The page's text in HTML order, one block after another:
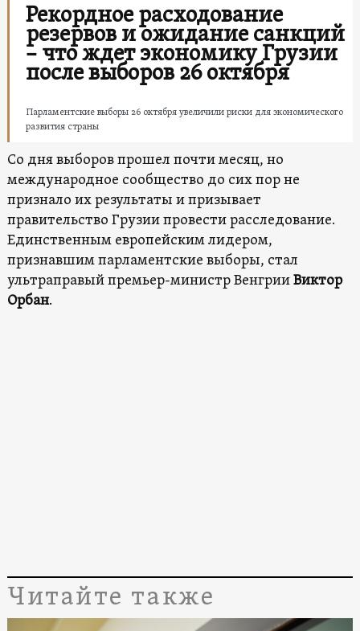
Рекордное расходование
резервов и ожидание санкций
– что ждет экономику Грузии
после выборов 26 октября
Парламентские выборы 26 октября увеличили риски для экономического
развития страны
Со дня выборов прошел почти месяц, но
международное сообщество до сих пор не
признало их результаты и призывает
правительство Грузии провести расследование.
Единственным европейским лидером,
признавшим парламентские выборы, стал
ультраправый премьер-министр ВенгрииВиктор
Орбан.
Читайте также